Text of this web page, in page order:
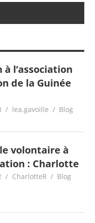
à l’association
de la Guinée
lea.gavoille Blog
volontaire à
: Charlotte
CharlotteR Blog